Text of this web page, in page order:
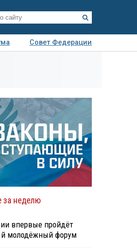
Совет Федерации
за неделю
впервые пройдёт
молодёжный форум